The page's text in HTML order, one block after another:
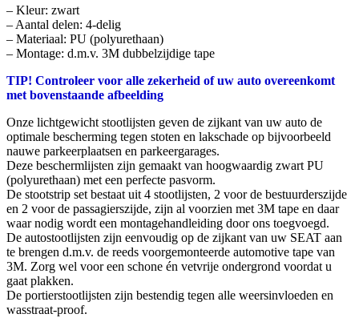
– Kleur: zwart
– Aantal delen: 4-delig
– Materiaal: PU (polyurethaan)
– Montage: d.m.v. 3M dubbelzijdige tape
TIP! Controleer voor alle zekerheid of uw auto overeenkomt
met bovenstaande afbeelding
Onze lichtgewicht stootlijsten geven de zijkant van uw auto de
optimale bescherming tegen stoten en lakschade op bijvoorbeeld
nauwe parkeerplaatsen en parkeergarages.
Deze beschermlijsten zijn gemaakt van hoogwaardig zwart PU
(polyurethaan) met een perfecte pasvorm.
De stootstrip set bestaat uit 4 stootlijsten, 2 voor de bestuurderszijde
en 2 voor de passagierszijde, zijn al voorzien met 3M tape en daar
waar nodig wordt een montagehandleiding door ons toegvoegd.
De autostootlijsten zijn eenvoudig op de zijkant van uw SEAT aan
te brengen d.m.v. de reeds voorgemonteerde automotive tape van
3M. Zorg wel voor een schone én vetvrije ondergrond voordat u
gaat plakken.
De portierstootlijsten zijn bestendig tegen alle weersinvloeden en
wasstraat-proof.